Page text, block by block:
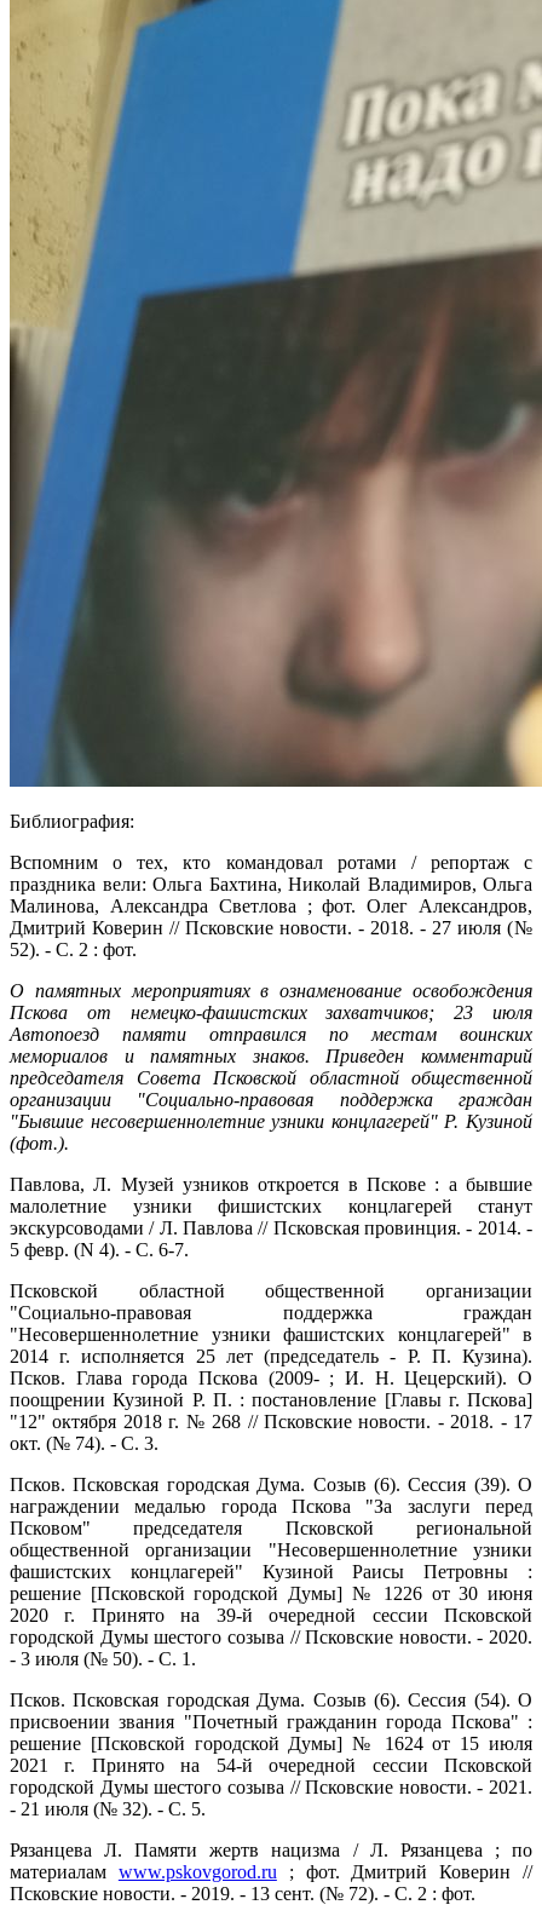
Библиография:
Вспомним о тех, кто командовал ротами / репортаж с
праздника вели: Ольга Бахтина, Николай Владимиров, Ольга
Малинова, Александра Светлова ; фот. Олег Александров,
Дмитрий Коверин // Псковские новости. - 2018. - 27 июля (№
52). - С. 2 : фот.
О памятных мероприятиях в ознаменование освобождения
Пскова от немецко-фашистских захватчиков; 23 июля
Автопоезд памяти отправился по местам воинских
мемориалов и памятных знаков. Приведен комментарий
председателя Совета Псковской областной общественной
организации "Социально-правовая поддержка граждан
"Бывшие несовершеннолетние узники концлагерей" Р. Кузиной
(фот.).
Павлова, Л. Музей узников откроется в Пскове : а бывшие
малолетние узники фишистских концлагерей станут
экскурсоводами / Л. Павлова // Псковская провинция. - 2014. -
5 февр. (N 4). - С. 6-7.
Псковской областной общественной организации
"Социально-правовая поддержка граждан
"Несовершеннолетние узники фашистских концлагерей" в
2014 г. исполняется 25 лет (председатель - Р. П. Кузина).
Псков. Глава города Пскова (2009- ; И. Н. Цецерский). О
поощрении Кузиной Р. П. : постановление [Главы г. Пскова]
"12" октября 2018 г. № 268 // Псковские новости. - 2018. - 17
окт. (№ 74). - С. 3.
Псков. Псковская городская Дума. Созыв (6). Сессия (39). О
награждении медалью города Пскова "За заслуги перед
Псковом" председателя Псковской региональной
общественной организации "Несовершеннолетние узники
фашистских концлагерей" Кузиной Раисы Петровны :
решение [Псковской городской Думы] № 1226 от 30 июня
2020 г. Принято на 39-й очередной сессии Псковской
городской Думы шестого созыва // Псковские новости. - 2020.
- 3 июля (№ 50). - С. 1.
Псков. Псковская городская Дума. Созыв (6). Сессия (54). О
присвоении звания "Почетный гражданин города Пскова" :
решение [Псковской городской Думы] № 1624 от 15 июля
2021 г. Принято на 54-й очередной сессии Псковской
городской Думы шестого созыва // Псковские новости. - 2021.
- 21 июля (№ 32). - С. 5.
Рязанцева Л. Памяти жертв нацизма / Л. Рязанцева ; по
материалам www.pskovgorod.ru ; фот. Дмитрий Коверин //
Псковские новости. - 2019. - 13 сент. (№ 72). - С. 2 : фот.